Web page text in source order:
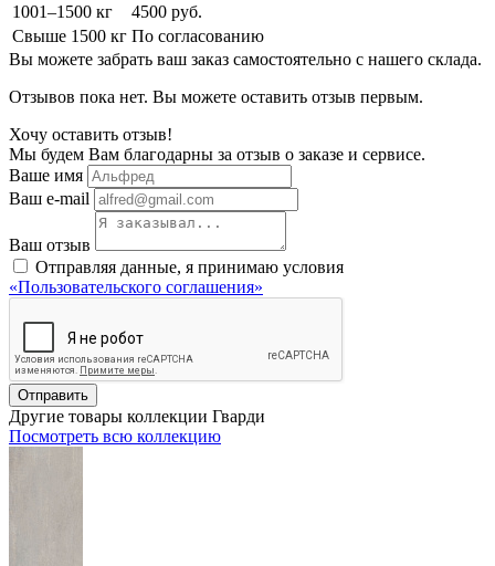
1001–1500 кг
4500 руб.
Свыше 1500 кг По согласованию
Вы можете забрать ваш заказ самостоятельно с нашего склада.
Отзывов пока нет. Вы можете оставить отзыв первым.
Хочу оставить отзыв!
Мы будем Вам благодарны за отзыв о заказе и сервисе.
Ваше имя
Ваш e-mail
Ваш отзыв
Отправляя данные, я принимаю условия
«Пользовательского соглашения»
Отправить
Другие товары коллекции Гварди
Посмотреть всю коллекцию